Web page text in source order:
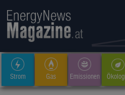
Strom Gas Emissionen